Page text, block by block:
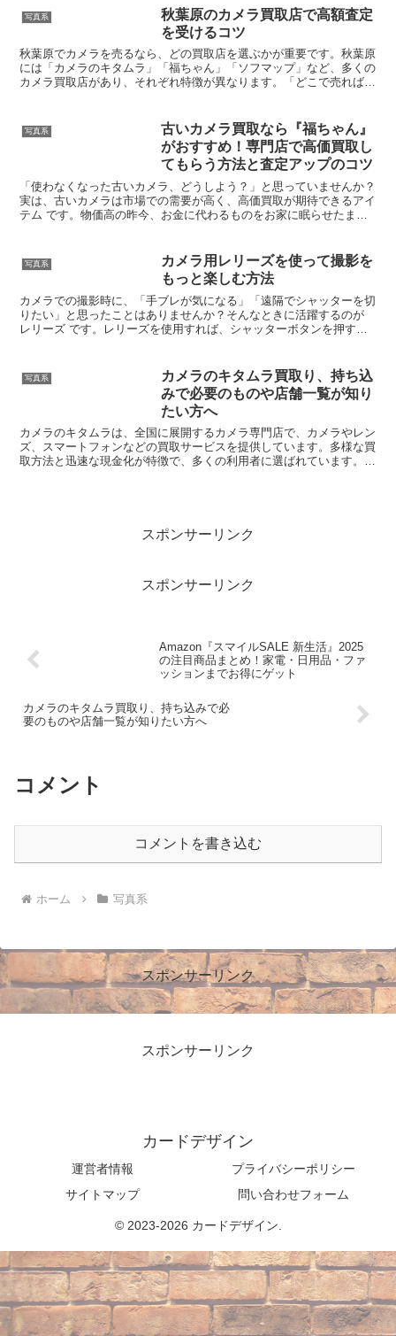
写真系
秋葉原のカメラ買取店で高額査定
を受けるコツ
秋葉原でカメラを売るなら、どの買取店を選ぶかが重要です。秋葉原
には「カメラのキタムラ」「福ちゃん」「ソフマップ」など、多くの
カメラ買取店があり、それぞれ特徴が異なります。「どこで売れば高
写真系
古いカメラ買取なら『福ちゃん』
がおすすめ！専門店で高価買取し
てもらう方法と査定アップのコツ
「使わなくなった古いカメラ、どうしよう？」と思っていませんか？
実は、古いカメラは市場での需要が高く、高価買取が期待できるアイ
テム です。物価高の昨今、お金に代わるものをお家に眠らせたまま
写真系
カメラ用レリーズを使って撮影を
もっと楽しむ方法
カメラでの撮影時に、「手ブレが気になる」「遠隔でシャッターを切
りたい」と思ったことはありませんか？そんなときに活躍するのが
レリーズ です。レリーズを使用すれば、シャッターボタンを押す際
写真系
カメラのキタムラ買取り、持ち込
みで必要のものや店舗一覧が知り
たい方へ
カメラのキタムラは、全国に展開するカメラ専門店で、カメラやレン
ズ、スマートフォンなどの買取サービスを提供しています。多様な買
取方法と迅速な現金化が特徴で、多くの利用者に選ばれています。
スポンサーリンク
スポンサーリンク
Amazon『スマイルSALE 新生活』2025
の注目商品まとめ！家電・日用品・ファ
ッションまでお得にゲット
カメラのキタムラ買取り、持ち込みで必
要のものや店舗一覧が知りたい方へ
コメント
コメントを書き込む
ホーム 写真系
スポンサーリンク
スポンサーリンク
カードデザイン
運営者情報
プライバシーポリシー
サイトマップ
問い合わせフォーム
© 2023-2026 カードデザイン.